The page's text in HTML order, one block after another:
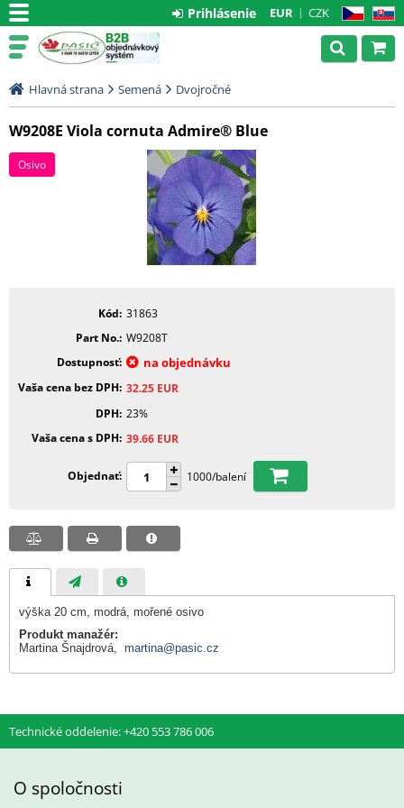
CZ SK
EUR CZK
Prihlásenie
Hlavná strana Semená Dvojročné
W9208E Viola cornuta Admire® Blue
Osivo
Kód 31863
Part No. W9208T
Dostupnosť
na objednávku
Vaša cena bez DPH 32.25 EUR
DPH 23%
Vaša cena s DPH 39.66 EUR
Objednať 1000/balení
výška 20 cm, modrá, mořené osivo
Produkt manažér:
Martina Šnajdrová, martina@pasic.cz
Technické oddelenie: +420 553 786 006
O spoločnosti